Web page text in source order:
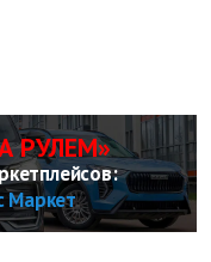
РУЛЕМ»
Маркет